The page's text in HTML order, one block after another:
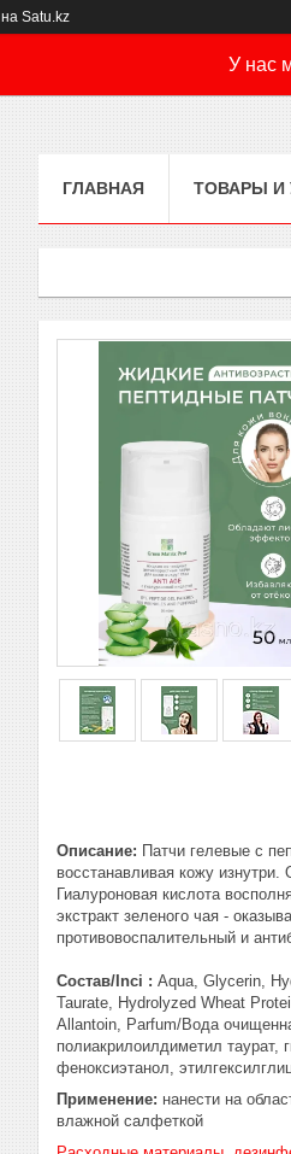
на Satu.kz
У нас
ГЛАВНАЯ ТОВАРЫ И
Описание: Патчи гелевые с
восстанавливая кожу
Гиалуроновая кислота
экстракт зеленого чая -
противовоспалительный и
Состав/Inci : Aqua, Glycerin,
Taurate, Hydrolyzed Wheat
Allantoin, Parfum/Вода
полиакрилоилдиметил таурат,
феноксиэтанол,
Применение: нанести на
влажной салфеткой